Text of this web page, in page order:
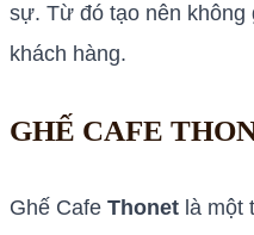
sự. Từ đó tạo nên không
khách hàng.
GHẾ CAFE
Ghế Cafe Thonet là một